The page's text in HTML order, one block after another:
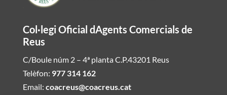
Col·legi Oficial dAgents Comercials de
Reus
C/Boule núm 2 – 4ª planta C.P.43201 Reus
Telèfon: 977 314 162
Email: coacreus@coacreus.cat